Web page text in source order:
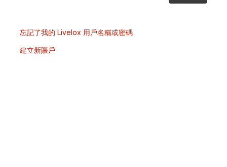
忘記了我的 Livelox 用戶名稱或密碼
建立新賬戶